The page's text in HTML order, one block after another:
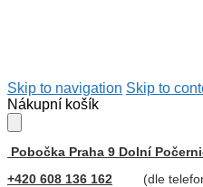
Skip to navigation Skip to
Nákupní košík
Pobočka Praha 9 Dolní
+420 608 136 162
(dle